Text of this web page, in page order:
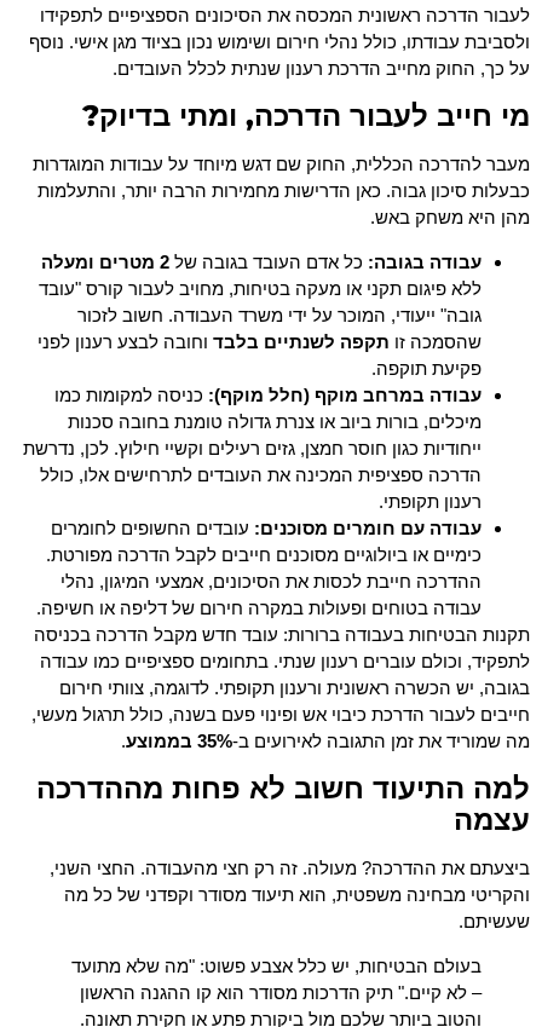
לעבור הדרכה ראשונית המכסה את הסיכונים הספציפיים לתפקידו
ולסביבת עבודתו, כולל נהלי חירום ושימוש נכון בציוד מגן אישי. נוסף
על כך, החוק מחייב הדרכת רענון שנתית לכלל העובדים.
מי חייב לעבור הדרכה, ומתי בדיוק?
מעבר להדרכה הכללית, החוק שם דגש מיוחד על עבודות המוגדרות
כבעלות סיכון גבוה. כאן הדרישות מחמירות הרבה יותר, והתעלמות
מהן היא משחק באש.
עבודה בגובה: כל אדם העובד בגובה של 2 מטרים ומעלה
ללא פיגום תקני או מעקה בטיחות, מחויב לעבור קורס "עובד
גובה" ייעודי, המוכר על ידי משרד העבודה. חשוב לזכור
שהסמכה זו תקפה לשנתיים בלבד וחובה לבצע רענון לפני
פקיעת תוקפה.
עבודה במרחב מוקף (חלל מוקף): כניסה למקומות כמו
מיכלים, בורות ביוב או צנרת גדולה טומנת בחובה סכנות
ייחודיות כגון חוסר חמצן, גזים רעילים וקשיי חילוץ. לכן, נדרשת
הדרכה ספציפית המכינה את העובדים לתרחישים אלו, כולל
רענון תקופתי.
עבודה עם חומרים מסוכנים: עובדים החשופים לחומרים
כימיים או ביולוגיים מסוכנים חייבים לקבל הדרכה מפורטת.
ההדרכה חייבת לכסות את הסיכונים, אמצעי המיגון, נהלי
עבודה בטוחים ופעולות במקרה חירום של דליפה או חשיפה.
תקנות הבטיחות בעבודה ברורות: עובד חדש מקבל הדרכה בכניסה
לתפקיד, וכולם עוברים רענון שנתי. בתחומים ספציפיים כמו עבודה
בגובה, יש הכשרה ראשונית ורענון תקופתי. לדוגמה, צוותי חירום
חייבים לעבור הדרכת כיבוי אש ופינוי פעם בשנה, כולל תרגול מעשי,
מה שמוריד את זמן התגובה לאירועים ב-35% בממוצע .
למה התיעוד חשוב לא פחות מההדרכה
עצמה
ביצעתם את ההדרכה? מעולה. זה רק חצי מהעבודה. החצי השני,
והקריטי מבחינה משפטית, הוא תיעוד מסודר וקפדני של כל מה
שעשיתם.
בעולם הבטיחות, יש כלל אצבע פשוט: "מה שלא מתועד
– לא קיים." תיק הדרכות מסודר הוא קו ההגנה הראשון
והטוב ביותר שלכם מול ביקורת פתע או חקירת תאונה.